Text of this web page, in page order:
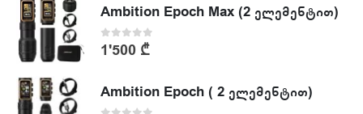
Ambition Epoch Max (2 ელემენტით)
0out of 5
1'500 ₾
Ambition Epoch ( 2 ელემენტით)